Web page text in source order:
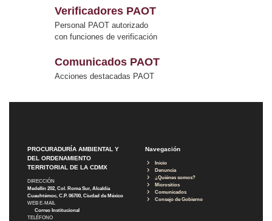
Verificadores PAOT
Personal PAOT autorizado
con funciones de verificación
Comunicados PAOT
Acciones destacadas PAOT
PROCURADURÍA AMBIENTAL Y
DEL ORDENAMIENTO
TERRITORIAL DE LA CDMX
DIRECCIÓN
Medellín 202, Col. Roma Sur, Alcaldía
Cuauhtémoc, C.P. 06700, Ciudad de México
WEB E-MAIL
Correo Institucional
TELÉFONO
Navegación
Inicio
Denuncia
¿Quiénes somos?
Micrositios
Comunicados
Consejo de Gobierno